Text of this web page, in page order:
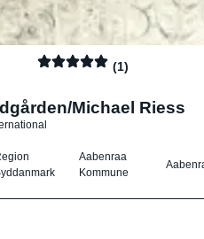
(1)
Michael Riess
Aabenraa
Kommune